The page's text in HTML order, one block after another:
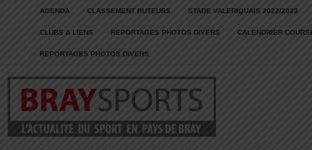
AGENDA CLASSEMENT BUTEURS STADE VALERIQUAIS 2022/2023
CLUBS & LIENS REPORTAGES PHOTOS DIVERS CALENDRIER
REPORTAGES PHOTOS DIVERS